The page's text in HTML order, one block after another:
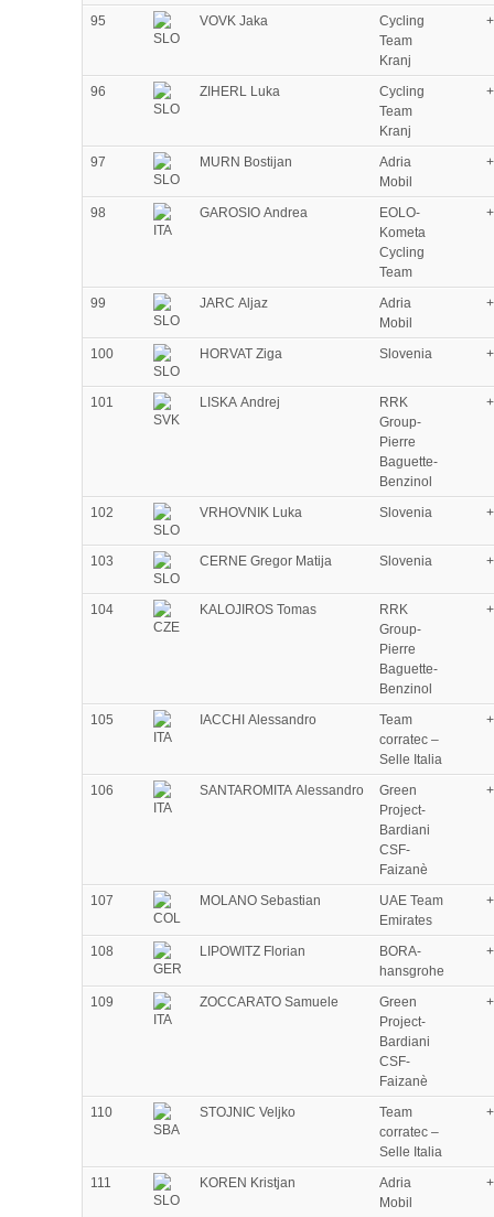
95 VOVK Jaka
Cycling
Team
Kranj
96 ZIHERL Luka
Cycling
Team
Kranj
97 MURN Bostijan
Adria
Mobil
98 GAROSIO Andrea
EOLO-
Kometa
Cycling
Team
99 JARC Aljaz
Adria
Mobil
100 HORVAT Ziga Slovenia
101 LISKA Andrej
RRK
Group-
Pierre
Baguette-
Benzinol
102 VRHOVNIK Luka Slovenia
103 CERNE Gregor Matija Slovenia
104 KALOJIROS Tomas
RRK
Group-
Pierre
Baguette-
Benzinol
105 IACCHI Alessandro
Team
corratec –
Selle Italia
106 SANTAROMITA Alessandro
Green
Project-
Bardiani
CSF-
Faizanè
107 MOLANO Sebastian
UAE Team
Emirates
108 LIPOWITZ Florian
BORA-
hansgrohe
109 ZOCCARATO Samuele
Green
Project-
Bardiani
CSF-
Faizanè
110 STOJNIC Veljko
Team
corratec –
Selle Italia
111 KOREN Kristjan
Adria
Mobil